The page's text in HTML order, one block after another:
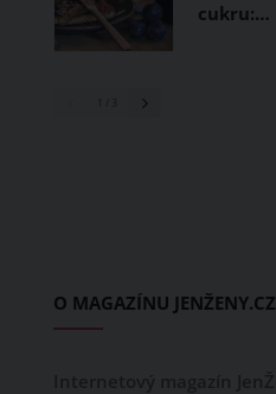
cukru:…
O MAGAZÍNU JENŽENY.CZ